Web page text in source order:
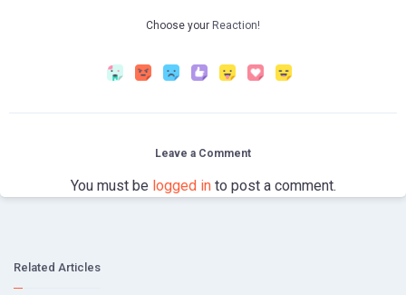
Choose your Reaction!
Leave a Comment
You must be logged into post a comment.
Related Articles